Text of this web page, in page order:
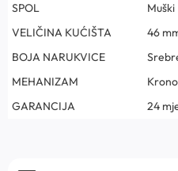
SPOL
Muški
VELIČINA KUĆIŠTA
46
BOJA NARUKVICE
MEHANIZAM
GARANCIJA
24